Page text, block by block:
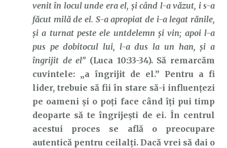
venit în locul unde era el, şi când l-a văzut, i s-a
făcut milă de el. S-a apropiat de i-a legat rănile,
şi a turnat peste ele untdelemn şi vin; apoi l-a
pus pe dobitocul lui, l-a dus la un han, şi a
îngrijit de el” (Luca 10:33-34). Să remarcăm
cuvintele: „a îngrijit de el.” Pentru a fi
lider, trebuie să fii în stare să-i influențezi
pe oameni și o poți face când îți pui timp
deoparte să te îngrijești de ei. În centrul
acestui proces se află o preocupare
autentică pentru ceilalți. Dacă vrei să dai o